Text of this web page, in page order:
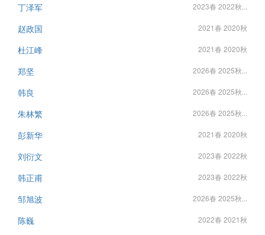
丁泽军 2023春 2022秋...
赵政国 2021春 2020秋
杜江峰 2021春 2020秋
郑坚 2026春 2025秋...
韩良 2026春 2025秋...
朱林繁 2026春 2025秋...
彭新华 2021春 2020秋
刘衍文 2023春 2022秋
韩正甫 2023春 2022秋
邹旭波 2026春 2025秋...
陈巍 2022春 2021秋